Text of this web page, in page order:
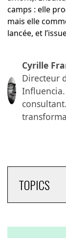
camps : elle
mais elle
lancée, et
Cyrille
Directeur
TOPICS